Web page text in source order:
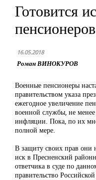
Готовится
16.05.2018
Роман ВИНОКУРОВ
Военные пенсионеры
правительством указа
ежегодное увеличение
военной службы, не
инфляции. Пока, по их
полной мере.
В защиту своих прав они
иск в Пресненский
ответчика в суде по
правительство